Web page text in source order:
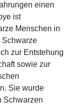
einen
ist
Menschen in
Schwarze
zur Entstehung
sowie zur
Sie wurde
Schwarzen